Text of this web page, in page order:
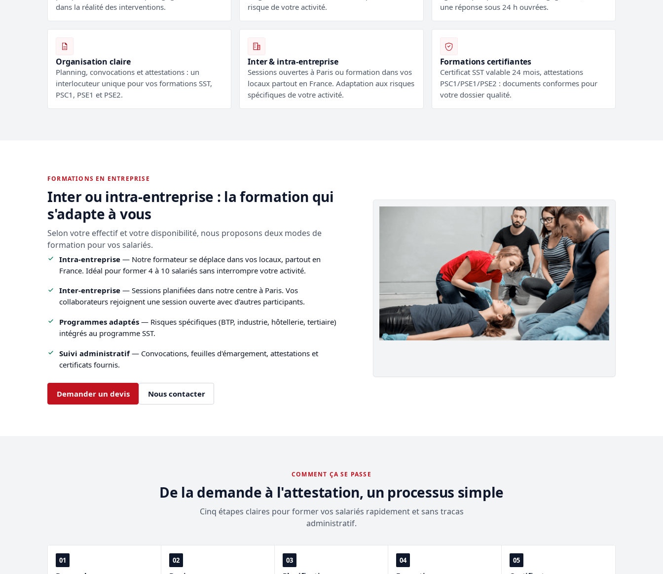
dans la réalité des interventions.
risque de votre activité.
une réponse sous 24 h ouvrées.
Organisation claire
Planning, convocations et attestations : un
interlocuteur unique pour vos formations SST,
PSC1, PSE1 et PSE2.
Inter & intra-entreprise
Sessions ouvertes à Paris ou formation dans vos
locaux partout en France. Adaptation aux risques
spécifiques de votre activité.
Formations certifiantes
Certificat SST valable 24 mois, attestations
PSC1/PSE1/PSE2 : documents conformes pour
votre dossier qualité.
FORMATIONS EN ENTREPRISE
Inter ou intra-entreprise : la formation qui
s'adapte à vous
Selon votre effectif et votre disponibilité, nous proposons deux modes de
formation pour vos salariés.
Intra-entreprise — Notre formateur se déplace dans vos locaux, partout en
France. Idéal pour former 4 à 10 salariés sans interrompre votre activité.
Inter-entreprise — Sessions planifiées dans notre centre à Paris. Vos
collaborateurs rejoignent une session ouverte avec d'autres participants.
Programmes adaptés — Risques spécifiques (BTP, industrie, hôtellerie, tertiaire)
intégrés au programme SST.
Suivi administratif— Convocations, feuilles d'émargement, attestations et
certificats fournis.
Demander un devis Nous contacter
COMMENT ÇA SE PASSE
De la demande à l'attestation, un processus simple
Cinq étapes claires pour former vos salariés rapidement et sans tracas
administratif.
01 02 03 04 05